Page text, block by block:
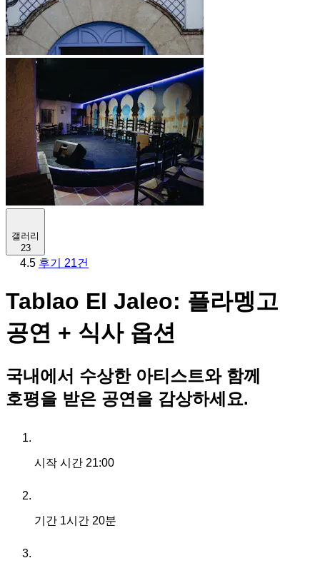
갤러리
23
4.5 후기 21건
Tablao El Jaleo: 플라멩고
공연 + 식사 옵션
국내에서 수상한 아티스트와 함께
호평을 받은 공연을 감상하세요.
시작 시간 21:00
기간 1시간 20분